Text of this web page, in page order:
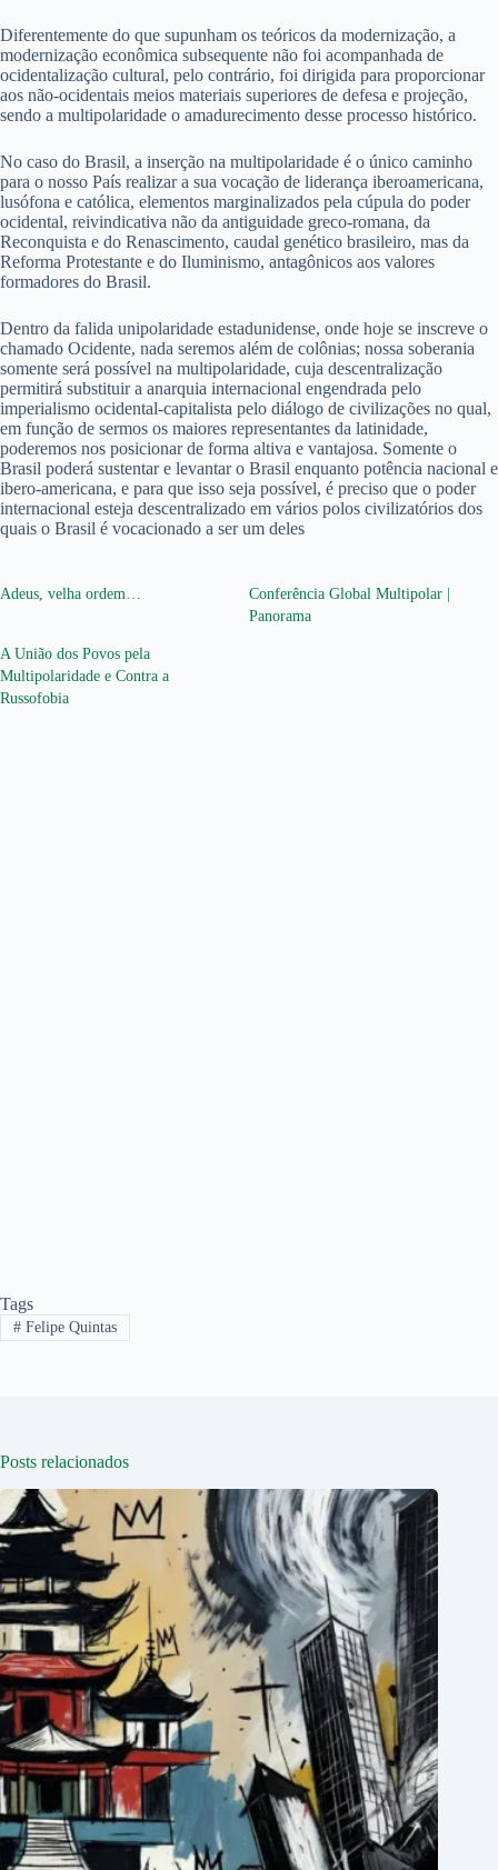
Diferentemente do que supunham os teóricos da modernização, a
modernização econômica subsequente não foi acompanhada de
ocidentalização cultural, pelo contrário, foi dirigida para proporcionar
aos não-ocidentais meios materiais superiores de defesa e projeção,
sendo a multipolaridade o amadurecimento desse processo histórico.
No caso do Brasil, a inserção na multipolaridade é o único caminho
para o nosso País realizar a sua vocação de liderança iberoamericana,
lusófona e católica, elementos marginalizados pela cúpula do poder
ocidental, reivindicativa não da antiguidade greco-romana, da
Reconquista e do Renascimento, caudal genético brasileiro, mas da
Reforma Protestante e do Iluminismo, antagônicos aos valores
formadores do Brasil.
Dentro da falida unipolaridade estadunidense, onde hoje se inscreve o
chamado Ocidente, nada seremos além de colônias; nossa soberania
somente será possível na multipolaridade, cuja descentralização
permitirá substituir a anarquia internacional engendrada pelo
imperialismo ocidental-capitalista pelo diálogo de civilizações no qual,
em função de sermos os maiores representantes da latinidade,
poderemos nos posicionar de forma altiva e vantajosa. Somente o
Brasil poderá sustentar e levantar o Brasil enquanto potência nacional e
ibero-americana, e para que isso seja possível, é preciso que o poder
internacional esteja descentralizado em vários polos civilizatórios dos
quais o Brasil é vocacionado a ser um deles
Adeus, velha ordem…
Conferência Global Multipolar |
Panorama
A União dos Povos pela
Multipolaridade e Contra a
Russofobia
Tags
#Felipe Quintas
Posts relacionados